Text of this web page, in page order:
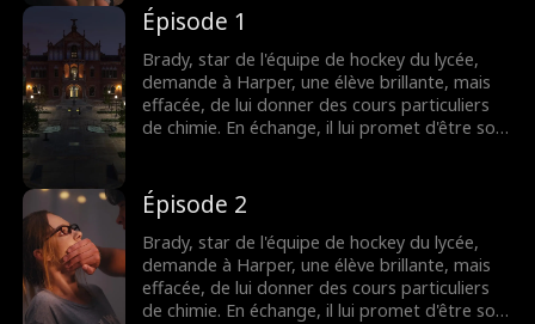
que se passera-t-il lorsque leur attirance
deviendra impossible à ignorer ?
Épisode 1
Brady, star de l'équipe de hockey du lycée,
demande à Harper, une élève brillante, mais
effacée, de lui donner des cours particuliers
de chimie. En échange, il lui promet d'être son
que se passera-t-il lorsque leur attirance
deviendra impossible à ignorer ?
Épisode 2
Brady, star de l'équipe de hockey du lycée,
demande à Harper, une élève brillante, mais
effacée, de lui donner des cours particuliers
de chimie. En échange, il lui promet d'être son